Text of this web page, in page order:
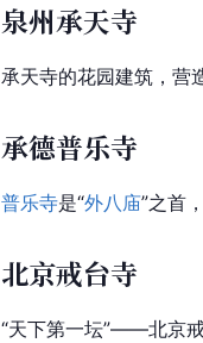
泉州承天寺
承天寺的花园建筑，营
承德普乐寺
普乐寺是“外八庙”之首
北京戒台寺
“天下第一坛”——北京